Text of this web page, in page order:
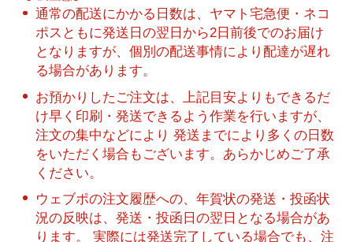
通常の配送にかかる日数は、ヤマト宅急便・ネコ
ポスともに発送日の翌日から2日前後でのお届け
となりますが、個別の配送事情により配達が遅れ
る場合があります。
お預かりしたご注文は、上記目安よりもできるだ
け早く印刷・発送できるよう作業を行いますが、
注文の集中などにより 発送までにより多くの日数
をいただく場合もございます。あらかじめご了承
ください。
ウェブポの注文履歴への、年賀状の発送・投函状
況の反映は、発送・投函日の翌日となる場合があ
ります。 実際には発送完了している場合でも、注